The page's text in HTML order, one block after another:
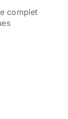
complet